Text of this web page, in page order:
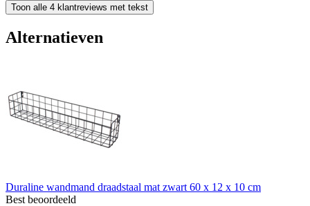
Toon alle 4 klantreviews met tekst
Alternatieven
Duraline wandmand draadstaal mat zwart 60 x 12 x 10 cm
Best beoordeeld